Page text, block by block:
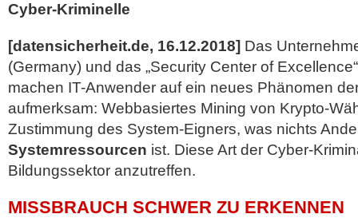
Cyber-Kriminelle
[datensicherheit.de, 16.12.2018] Das
(Germany) und das „Security Center of
machen IT-Anwender auf ein neues Phänomen
aufmerksam: Webbasiertes Mining von Krypto-
Zustimmung des System-Eigners, was nichts
Systemressourcen ist. Diese Art der Cyber-
Bildungssektor anzutreffen.
MISSBRAUCH SCHWER ZU ERKENNEN